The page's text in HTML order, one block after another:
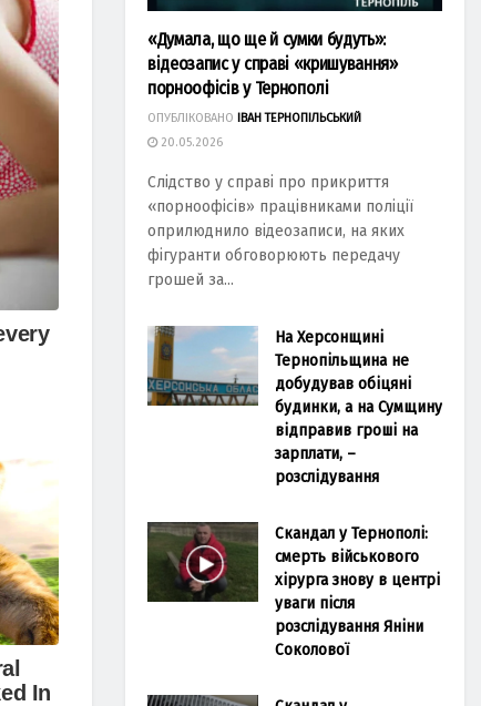
«Думала, що ще й сумки будуть»:
відеозапис у справі «кришування»
порноофісів у Тернополі
ОПУБЛІКОВАНО
ІВАН ТЕРНОПІЛЬСЬКИЙ
20.05.2026
Слідство у справі про прикриття
«порноофісів» працівниками поліції
оприлюднило відеозаписи, на яких
фігуранти обговорюють передачу
грошей за...
На Херсонщині
Тернопільщина не
добудував обіцяні
будинки, а на Сумщину
відправив гроші на
зарплати, –
розслідування
Скандал у Тернополі:
смерть військового
хірурга знову в центрі
уваги після
розслідування Яніни
Соколової